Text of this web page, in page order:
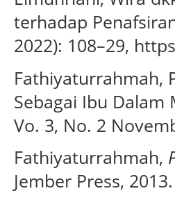
terhadap
2022): 108–29,
Fathiyaturrahmah,
Sebagai Ibu Dalam
Vo. 3, No. 2
Fathiyaturrahmah,
Jember Press, 2013.